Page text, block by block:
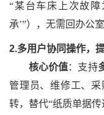
“某台车床上次故障
承’”），无需回办公
2.多用户协同操作，
核心价值：支持
管理员、维修工、
转，替代“纸质单据传